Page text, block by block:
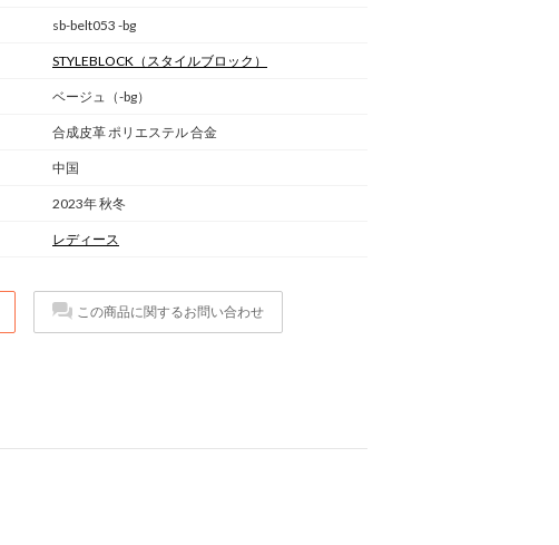
sb-belt053 -bg
STYLEBLOCK （スタイルブロック）
ベージュ（-bg）
合成皮革 ポリエステル 合金
中国
2023年 秋冬
レディース
この商品に関するお問い合わせ